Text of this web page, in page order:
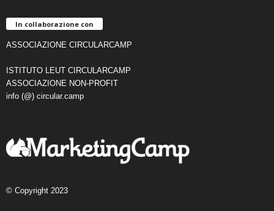
In collaborazione con
ASSOCIAZIONE CIRCULARCAMP
ISTITUTO LEUT CIRCULARCAMP
ASSOCIAZIONE NON-PROFIT
info (@) circular.camp
© Copyright 2023